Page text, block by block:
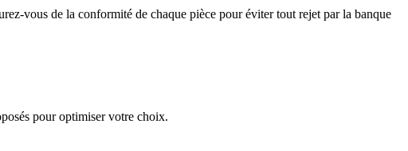
vous de la conformité de chaque pièce pour éviter tout rejet par la banque
pour optimiser votre choix.